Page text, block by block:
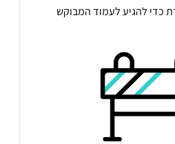
כדי להגיע לעמוד המבוקש